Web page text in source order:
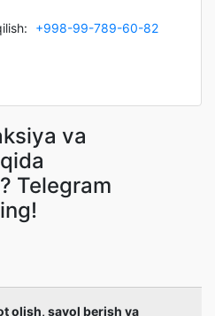
+998-99-789-60-82
va
Telegram
olish, savol berish va